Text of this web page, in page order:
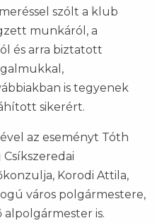
szólt a klub
munkáról, a
és arra biztatott
is tegyenek
sikerért.
az eseményt Tóth
Csíkszeredai
Korodi Attila,
város polgármestere,
alpolgármester is.